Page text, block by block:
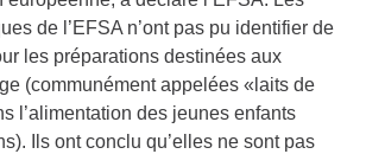
de l’EFSA n’ont pas pu identifier de
les préparations destinées aux
(communément appelées «laits de
l’alimentation des jeunes enfants
Ils ont conclu qu’elles ne sont pas